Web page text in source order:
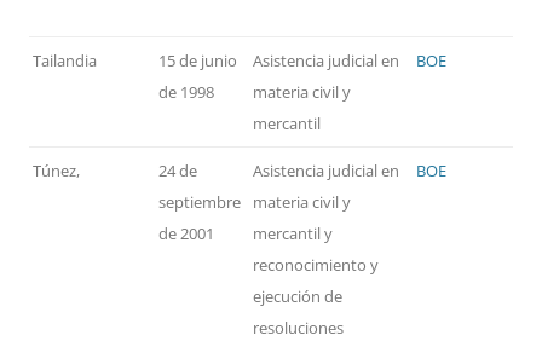
Tailandia
15 de junio
de 1998
Asistencia judicial en
materia civil y
mercantil
BOE
Túnez,
24 de
septiembre
de 2001
Asistencia judicial en
materia civil y
mercantil y
reconocimiento y
ejecución de
resoluciones
BOE